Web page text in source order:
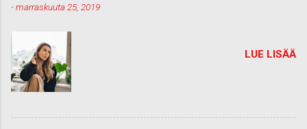
-marraskuuta 25, 2019
LUE LISÄÄ